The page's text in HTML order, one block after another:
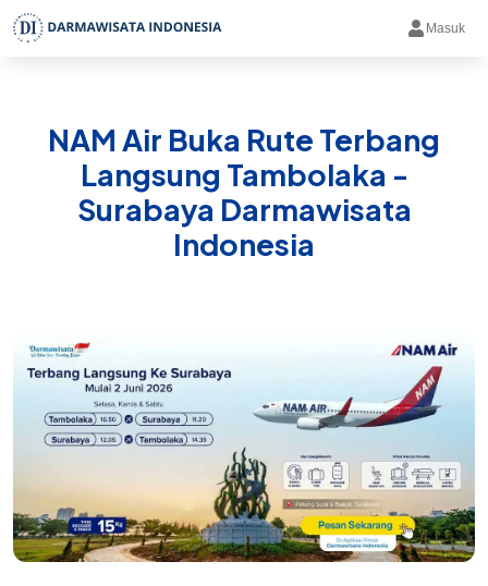
Masuk
NAM Air Buka Rute Terbang
Langsung Tambolaka -
Surabaya Darmawisata
Indonesia